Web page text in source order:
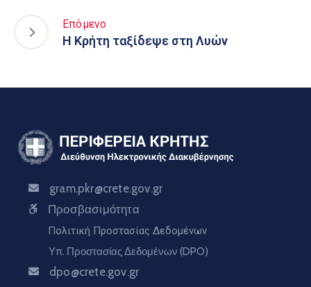
Επόμενο
Η Κρήτη ταξίδεψε στη Λυών
gram.pkr@crete.gov.gr
Προσβασιμότητα
Πολιτική Προστασίας Δεδομένων
Υπ. Προστασίας Δεδομένων (DPO)
dpo@crete.gov.gr